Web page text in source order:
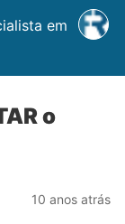
em
o
10 anos atrás